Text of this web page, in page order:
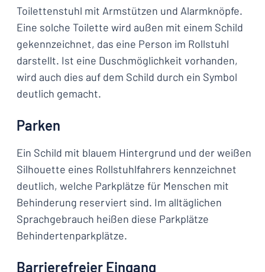
Toilettenstuhl mit Armstützen und Alarmknöpfe.
Eine solche Toilette wird außen mit einem Schild
gekennzeichnet, das eine Person im Rollstuhl
darstellt. Ist eine Duschmöglichkeit vorhanden,
wird auch dies auf dem Schild durch ein Symbol
deutlich gemacht.
Parken
Ein Schild mit blauem Hintergrund und der weißen
Silhouette eines Rollstuhlfahrers kennzeichnet
deutlich, welche Parkplätze für Menschen mit
Behinderung reserviert sind. Im alltäglichen
Sprachgebrauch heißen diese Parkplätze
Behindertenparkplätze.
Barrierefreier Eingang